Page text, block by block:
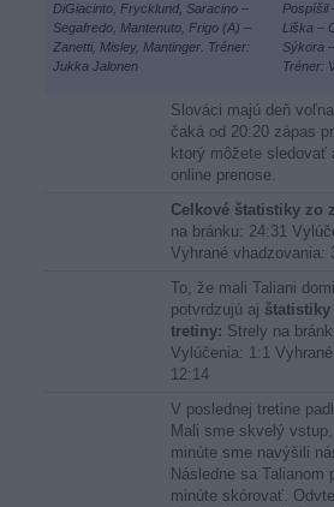
DiGiacinto, Frycklund, Saracino –
Segafredo, Mantenuto, Frigo (A) –
Zanetti, Misley, Mantinger. Tréner:
Jukka Jalonen
Pospíšil
Liška –
Sýkora
Tréner:
Slováci majú deň
čaká od 20:20 zápas
ktorý môžete sledovať
online prenose.
Celkové štatistiky zo
na bránku: 24:31
Vyhrané vhadzovania:
To, že mali Taliani
potvrdzujú aj štatistiky
tretiny: Strely na
Vylúčenia: 1:1
12:14
V poslednej tretine
Mali sme skvelý
minúte sme navýšili
Následne sa Talianom
minúte skórovať.